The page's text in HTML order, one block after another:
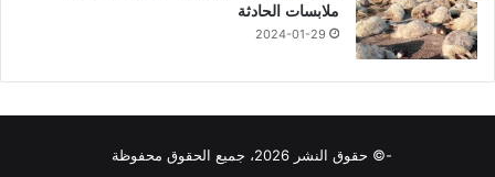
ملابسات الحادثة
2024-01-29
-© حقوق النشر 2026، جميع الحقوق محفوظة